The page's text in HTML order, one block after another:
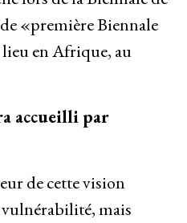
«première Biennale
en Afrique, au
accueilli par
de cette vision
mais